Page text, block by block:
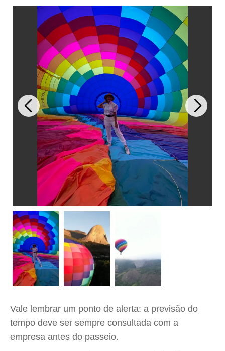
Vale lembrar um ponto de alerta: a previsão do
tempo deve ser sempre consultada com a
empresa antes do passeio.